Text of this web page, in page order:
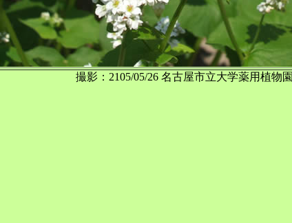
撮影：2105/05/26 名古屋市立大学薬用植物園